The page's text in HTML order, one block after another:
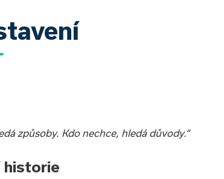
způsoby. Kdo nechce, hledá důvody.“
historie